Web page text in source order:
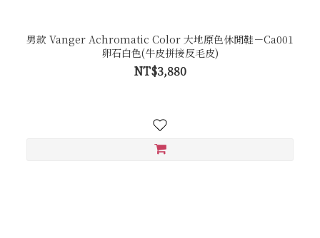
男款 Vanger Achromatic Color 大地原色休閒鞋－Ca001
卵石白色(牛皮拼接反毛皮)
NT$3,880